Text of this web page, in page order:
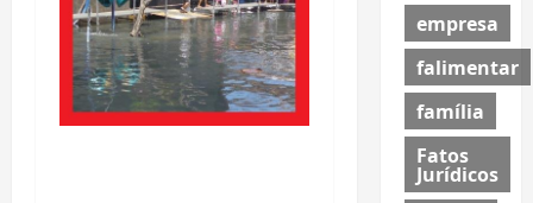
empresa
falimentar
família
Fatos
Jurídicos